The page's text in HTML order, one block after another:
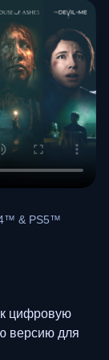
& PS5™
цифровую
версию для